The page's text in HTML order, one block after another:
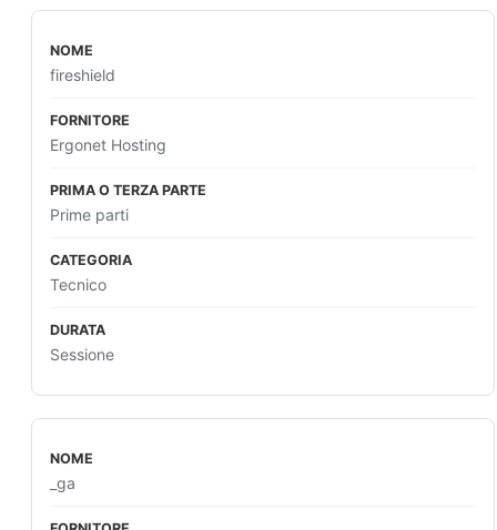
fireshield
Ergonet Hosting
Prime parti
Tecnico
Sessione
_ga